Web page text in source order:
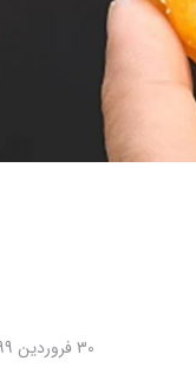
30 فروردین 1399